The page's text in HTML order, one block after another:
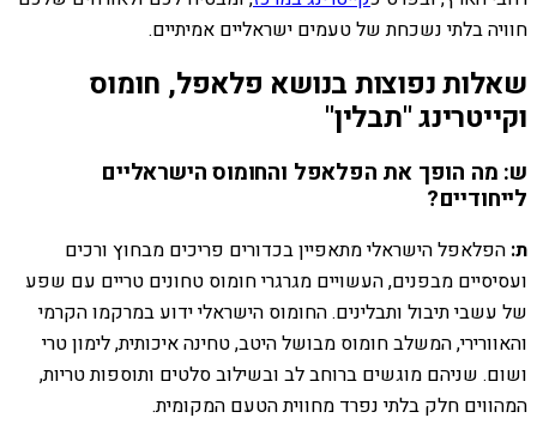
חוויה בלתי נשכחת של טעמים ישראליים אמיתיים.
שאלות נפוצות בנושא פלאפל, חומוס
וקייטרינג "תבלין"
ש: מה הופך את הפלאפל והחומוס הישראליים
לייחודיים?
ת: הפלאפל הישראלי מתאפיין בכדורים פריכים מבחוץ ורכים
ועסיסיים מבפנים, העשויים מגרגרי חומוס טחונים טריים עם שפע
של עשבי תיבול ותבלינים. החומוס הישראלי ידוע במרקמו הקרמי
והאוורירי, המשלב חומוס מבושל היטב, טחינה איכותית, לימון טרי
ושום. שניהם מוגשים ברוחב לב ובשילוב סלטים ותוספות טריות,
המהווים חלק בלתי נפרד מחווית הטעם המקומית.